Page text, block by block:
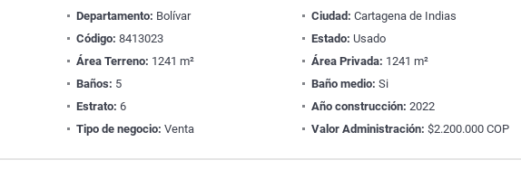
Departamento: Bolívar Ciudad: Cartagena de Indias
Código: 8413023 Estado: Usado
Área Terreno: 1241 m² Área Privada: 1241 m²
Baños: 5 Baño medio: Si
Estrato: 6 Año construcción: 2022
Tipo de negocio: Venta Valor Administración: $2.200.000 COP